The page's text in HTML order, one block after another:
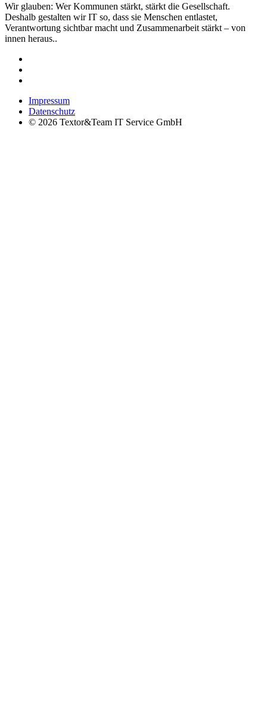
Wir glauben: Wer Kommunen stärkt, stärkt die Gesellschaft.
Deshalb gestalten wir IT so, dass sie Menschen entlastet,
Verantwortung sichtbar macht und Zusammenarbeit stärkt – von
innen heraus..
Impressum
Datenschutz
© 2026 Textor&Team IT Service GmbH